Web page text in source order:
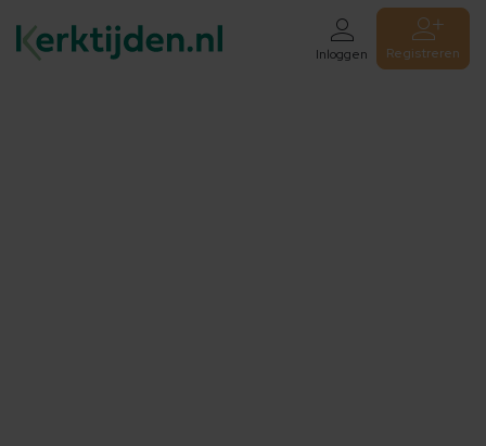
Inloggen Registreren